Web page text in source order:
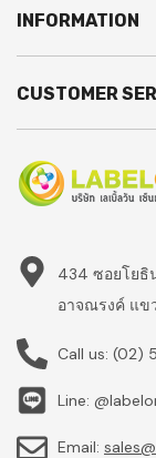
INFORMATION
CUSTOMER
434 ซอยโย
อาจณรงค์ แข
Call us: (02)
Line:
Email: